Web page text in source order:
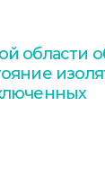
области